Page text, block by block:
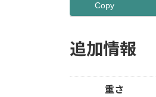
Copy
追加情報
重さ